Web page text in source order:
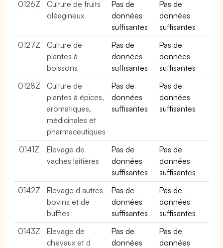
0126Z
Culture de fruits
oléagineux
Pas de
données
suffisantes
Pas de
données
suffisantes
0127Z
Culture de
plantes à
boissons
Pas de
données
suffisantes
Pas de
données
suffisantes
0128Z
Culture de
plantes à épices,
aromatiques,
médicinales et
pharmaceutiques
Pas de
données
suffisantes
Pas de
données
suffisantes
0141Z
Élevage de
vaches laitières
Pas de
données
suffisantes
Pas de
données
suffisantes
0142Z
Élevage d autres
bovins et de
buffles
Pas de
données
suffisantes
Pas de
données
suffisantes
0143Z
Élevage de
chevaux et d
Pas de
données
Pas de
données